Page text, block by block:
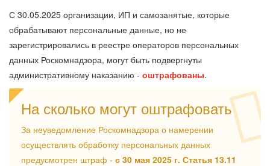
С 30.05.2025 организации, ИП и самозанятые, которые
обрабатывают персональные данные, но не
зарегистрировались в реестре операторов персональных
данных Роскомнадзора, могут быть подвергнуты
административному наказанию - оштрафованы.
На сколько могут оштрафовать
За неуведомление Роскомнадзора о намерении
осуществлять обработку персональных данных
предусмотрен штраф - с 30 мая 2025 г. Статья 13.11